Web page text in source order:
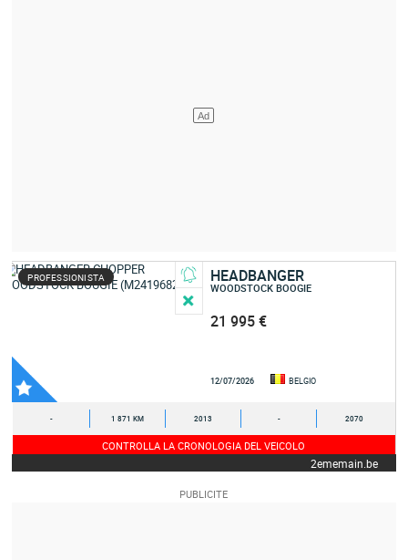
PROFESSIONISTA HEADBANGER
WOODSTOCK BOOGIE
21 995 €
12/07/2026 BELGIO
- 1 871 KM 2013 - 2070
CONTROLLA LA CRONOLOGIA DEL VEICOLO
2ememain.be